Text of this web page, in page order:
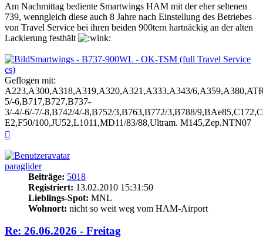
Am Nachmittag bediente Smartwings HAM mit der eher seltenen
739, wenngleich diese auch 8 Jahre nach Einstellung des Betriebes
von Travel Service bei ihren beiden 900tern hartnäckig an der alten
Lackierung festhält
Smartwings - B737-900WL - OK-TSM (full Travel Service
cs)
Geflogen mit:
A223,A300,A318,A319,A320,A321,A333,A343/
5/-6,B717,B727,B737-
3/-4/-6/-7/-8,B742/4/-8,B752/3,B763,B772/3,B788/
E2,F50/100,JU52,L1011,MD11/83/88,Ultram. M145,Zep.NTN07
paraglider
Beiträge: 5018
Registriert: 13.02.2010 15:31:50
Lieblings-Spot: MNL
Wohnort: nicht so weit weg vom HAM-Airport
Re: 26.06.2026 - Freitag